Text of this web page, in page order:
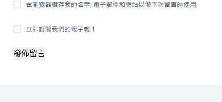
在瀏覽器儲存我的名字, 電子郵件和網站以備下次留言時使用.
立即訂閱我們的電子報！
發佈留言